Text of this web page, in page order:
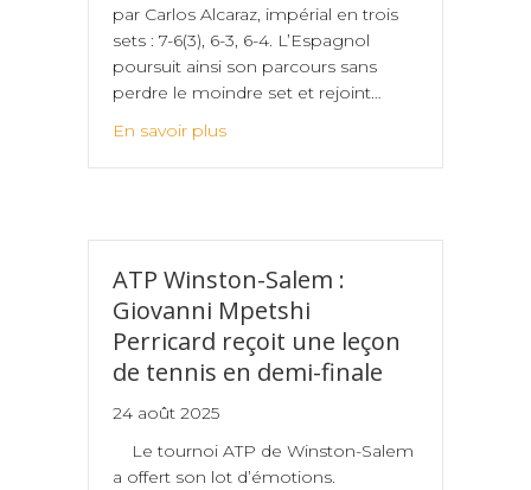
par Carlos Alcaraz, impérial en trois
sets : 7-6(3), 6-3, 6-4. L’Espagnol
poursuit ainsi son parcours sans
perdre le moindre set et rejoint…
En savoir plus
ATP Winston-Salem :
Giovanni Mpetshi
Perricard reçoit une leçon
de tennis en demi-finale
24 août 2025
Le tournoi ATP de Winston-Salem
a offert son lot d’émotions.